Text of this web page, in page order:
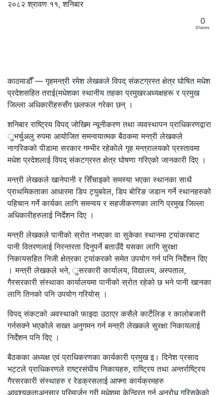
२०८२ श्रावण ११, शनिबार
0
Shares
काठमाडौँ — गृहमन्त्री रमेश लेखकले विपद् संकटग्रस्त क्षेत्र घोषित मधेश
प्रदेशसहित तराई(मधेशका स्थानीय तहका प्रमुखरअध्यक्षहरू र प्रमुख
जिल्ला अधिकारीहरुसँग छलफल गरेका छन् ।
शनिबार राष्ट्रिय विपद् जोखिम न्यूनीकरण तथा व्यवस्थापन प्राधिकरणद्वारा
ुभर्चुअलु रुपमा आयोजित समन्वयात्मक बैठकमा मन्त्री लेखकले
नागरिकको पीडामा सरकार गम्भीर रहेकोले गृह मन्त्रालयको प्रस्तावमा
मधेश प्रदेशलाई विपद् संकटग्रस्त क्षेत्र घोषणा गरिएको जानकारी दिए ।
मन्त्री लेखकले खानेपानी र सिँचाइको समस्या भएका स्थानका साथै
प्राथमिकताका आधारमा डिप ट्युबवेल, डिप बोरिङ जडान गर्ने स्थानहरुको
पहिचान गर्ने कार्यका लागि समन्वय र सहजीकरणका लागि प्रमुख जिल्ला
अधिकारीहरुलाई निर्देशन दिए ।
मन्त्री लेखकले पानीको स्रोत नभएका वा सुकेका स्थानमा ट्यांकरबाट
पानी वितरणलाई निरन्तरता दिनुपर्ने बताउँदै यसका लागि सुरक्षा
निकायसहित निजी क्षेत्रका ट्यांकरको समेत उपयोग गर्न पनि निर्देशन दिए
। मन्त्री लेखकले भने, ुसरकारी कार्यालय, विद्यालय, अस्पताल,
गैरसरकारी संस्थाका कार्यालयमा पानीको स्रोत रहेको छ भने पानी खानका
लागि तिनको पनि उपयोग गरियोस् ।
विपद् संकटको अवस्थाको फाइदा उठाएर कसैले कार्टेलिङ र कालोबजारी
गर्नसक्ने भएकोले सख्त अनुगमन गर्न मन्त्री लेखकले सुरक्षा निकायलाई
निर्देशन पनि दिए ।
बैठकका अध्यक्ष एवं प्राधिकरणका कार्यकारी प्रमुख इ। दिनेश प्रसाद
भट्टले प्राधिकरणले राष्ट्रसंघीय निकायहरु, राष्ट्रिय तथा अन्तर्राष्ट्रिय
गैरसरकारी संस्थाहरु र रेडक्रसलाई आफ्ना कार्यक्रमहरु
आवश्यकताअनुसार परिमार्जन गरी मधेशमा केन्द्रित गर्न अनुरोध गरिसकेको